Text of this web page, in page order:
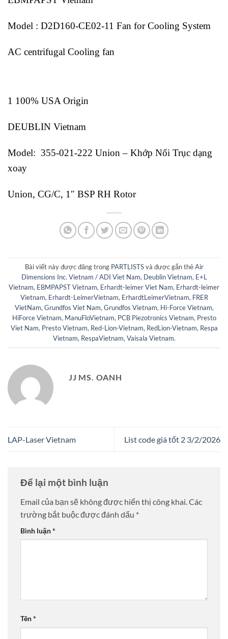
Model : D2D160-CE02-11 Fan for Cooling System
AC centrifugal Cooling fan
1 100% USA Origin
DEUBLIN Vietnam
Model: 355-021-222 Union – Khớp Nối Trục dạng
xoay
Union, CG/C, 1″ BSP RH Rotor
Bài viết này được đăng trong PARTLISTSvà được gắn thẻAir
Dimensions Inc. Vietnam / ADI Viet Nam, Deublin Vietnam, E+L
Vietnam, EBMPAPST Vietnam, Erhardt-leimer Viet Nam, Erhardt-leimer
Vietnam, Erhardt-LeimerVietnam, ErhardtLeimerVietnam, FRER
VietNam, Grundfos Viet Nam, Grundfos Vietnam, Hi-Force Vietnam,
HiForce Vietnam, ManuFloVietnam, PCB Piezotronics Vietnam, Presto
Viet Nam, Presto Vietnam, Red-Lion-Vietnam, RedLion-Vietnam, Respa
Vietnam, RespaVietnam, Vaisala Vietnam.
JJ MS. OANH
LAP-Laser Vietnam List code giá tốt 2 3/2/2026
Để lại một bình luận
Email của bạn sẽ không được hiển thị công khai. Các
trường bắt buộc được đánh dấu *
Bình luận*
Tên*